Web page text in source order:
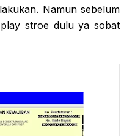
Namun sebelum
stroe dulu ya sobat